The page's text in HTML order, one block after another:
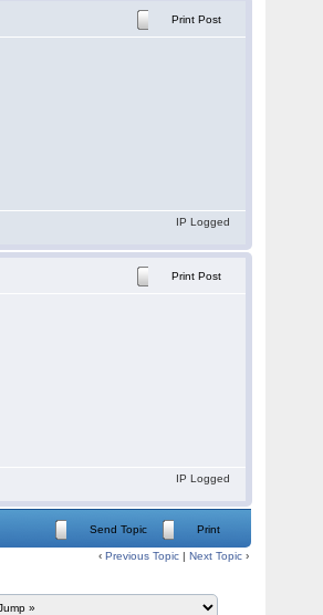
Print Post
IP Logged
Print Post
IP Logged
Send Topic Print
‹Previous Topic |Next Topic ›